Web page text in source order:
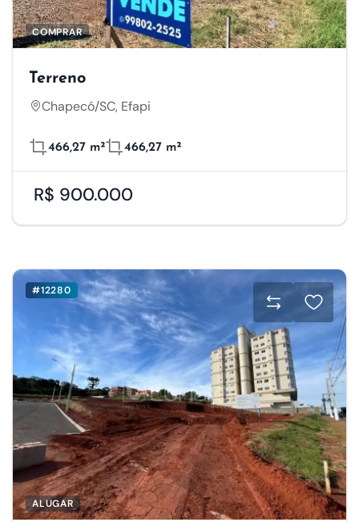
COMPRAR
Terreno
Chapecó/SC, Efapi
466,27 m² 466,27 m²
R$ 900.000
#12280
ALUGAR